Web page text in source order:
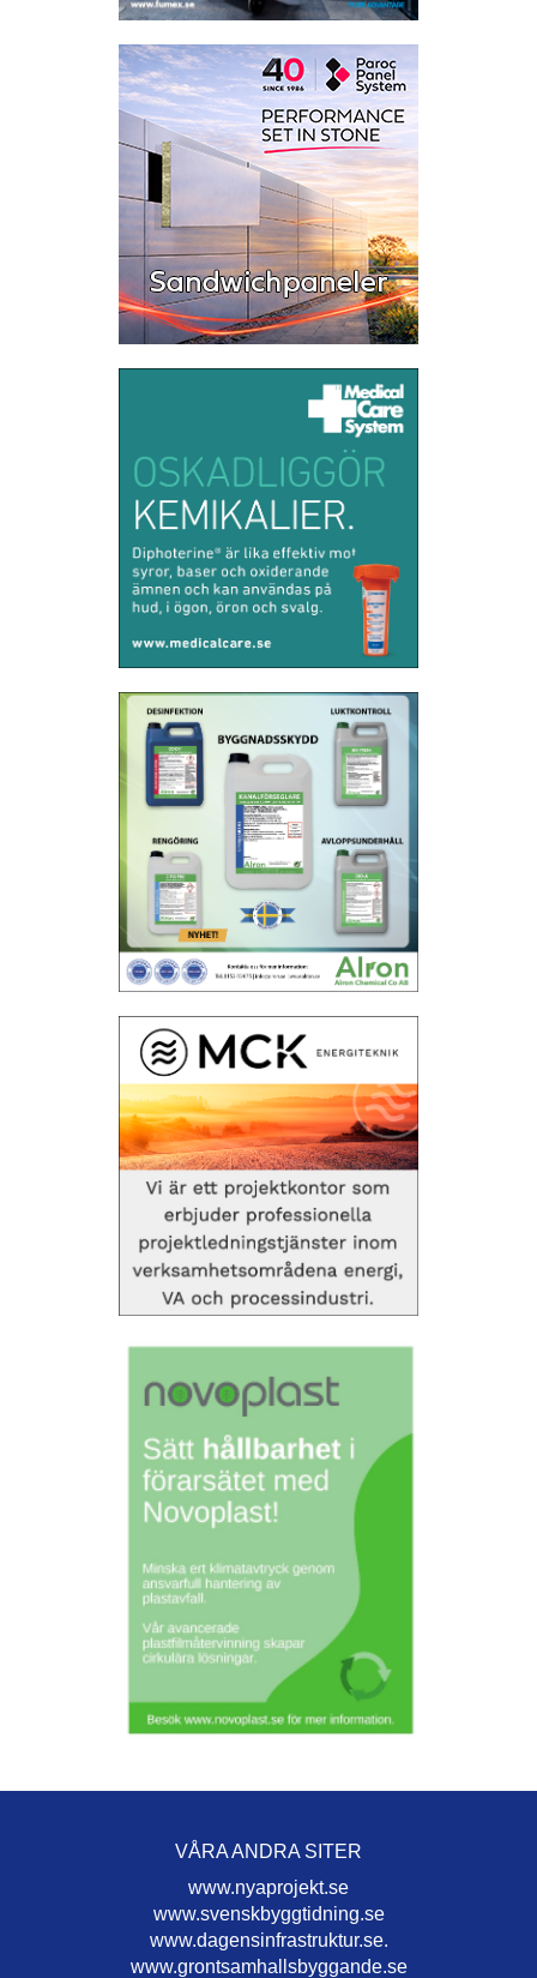
VÅRA ANDRA SITER
www.nyaprojekt.se
www.svenskbyggtidning.se
www.dagensinfrastruktur.se.
www.grontsamhallsbyggande.se